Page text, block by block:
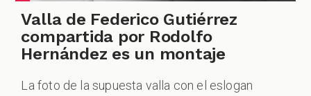
Valla de Federico Gutiérrez
compartida por Rodolfo
Hernández es un montaje
La foto de la supuesta valla con el eslogan